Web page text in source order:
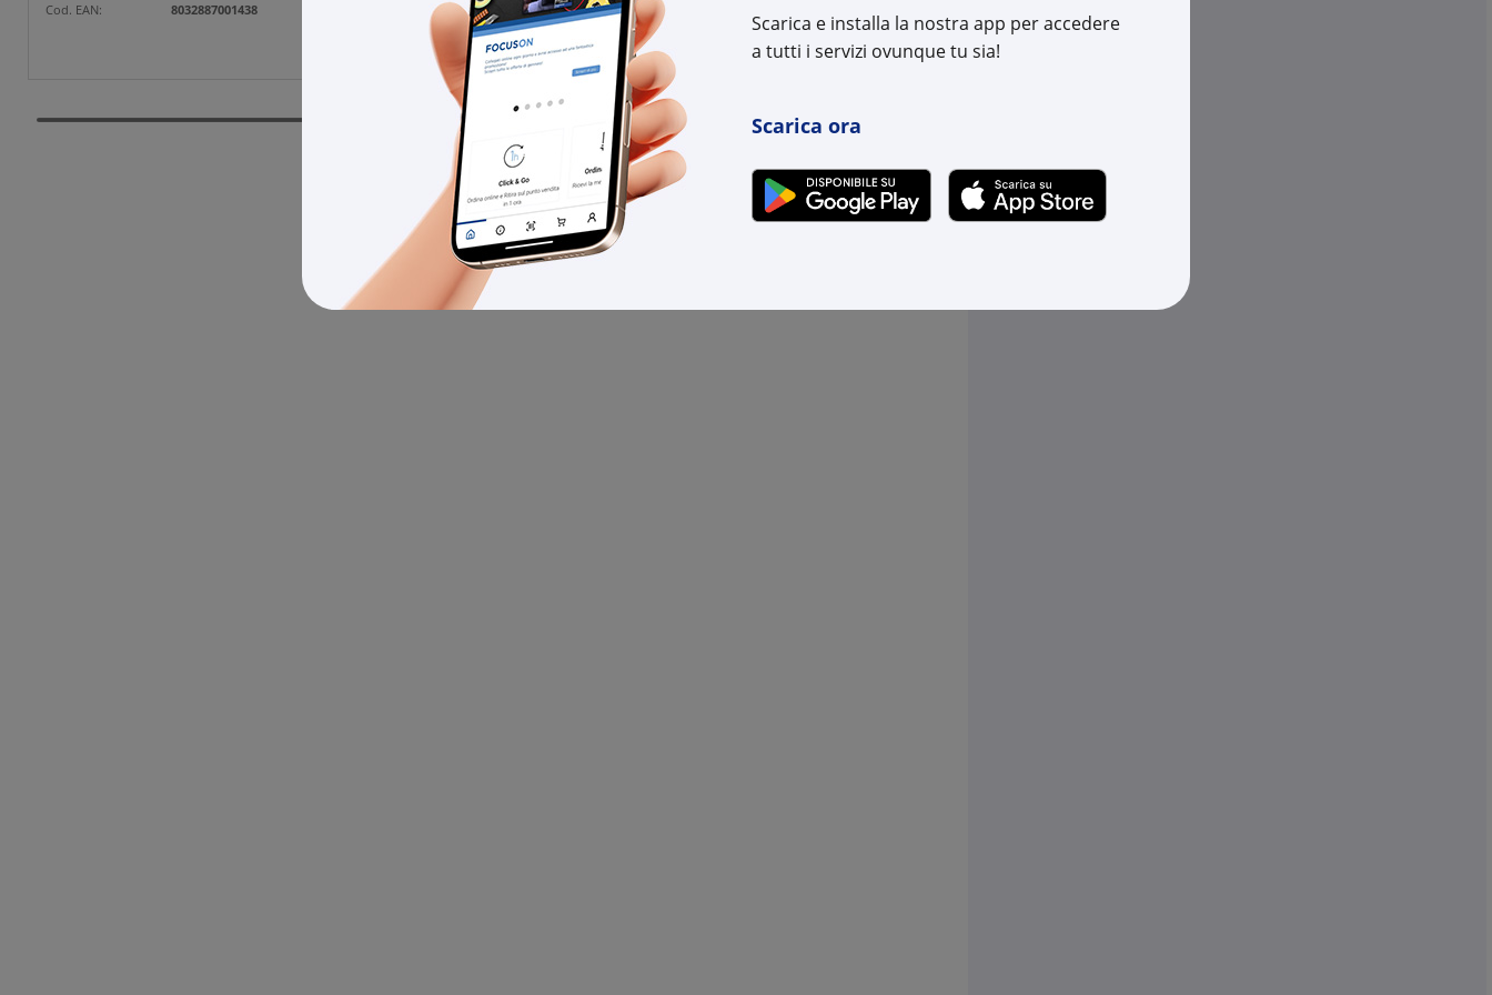
Scarica e installa la nostra app per accedere
a tutti i servizi ovunque tu sia!
Scarica ora
Cod. EAN: 8032887001438 Cod. EAN: 8032887001421
Cod. Produttore:
1020202
Cod. EAN:
8032887001636